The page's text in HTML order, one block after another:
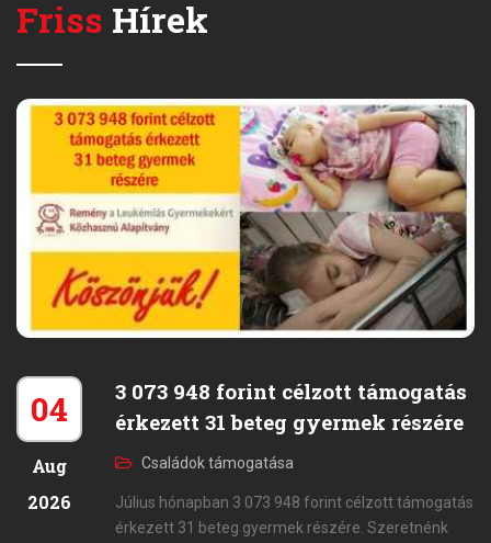
Friss Hírek
04
Aug
2026
3 073 948 forint célzott támogatás
érkezett 31 beteg gyermek részére
Családok támogatása
Július hónapban 3 073 948 forint célzott támogatás
érkezett 31 beteg gyermek részére. Szeretnénk